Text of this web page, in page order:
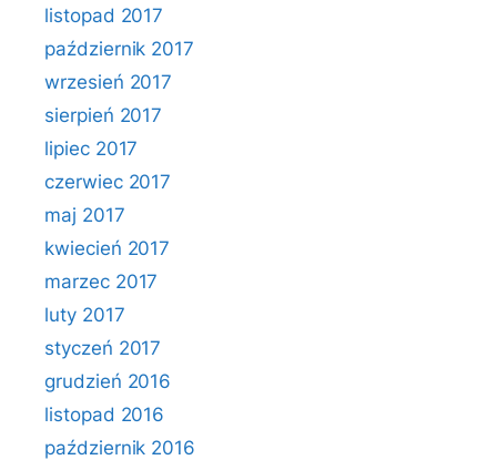
listopad 2017
październik 2017
wrzesień 2017
sierpień 2017
lipiec 2017
czerwiec 2017
maj 2017
kwiecień 2017
marzec 2017
luty 2017
styczeń 2017
grudzień 2016
listopad 2016
październik 2016